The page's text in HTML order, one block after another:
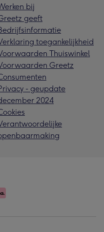
bij
geeft
toegankelijkheid
Thuiswinkel
Greetz
- geupdate
2024